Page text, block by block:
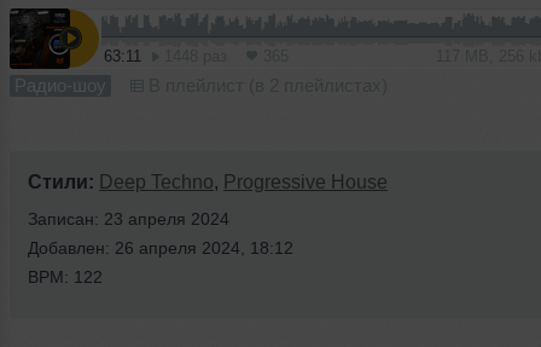
63:11
Радио-шоу
Стили: Deep Techno, Progressive House
Записан: 23 апреля 2024
Добавлен: 26 апреля 2024, 18:12
BPM: 122